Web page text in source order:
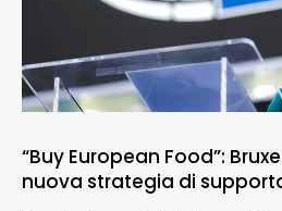
“Buy European Food”:
nuova strategia di